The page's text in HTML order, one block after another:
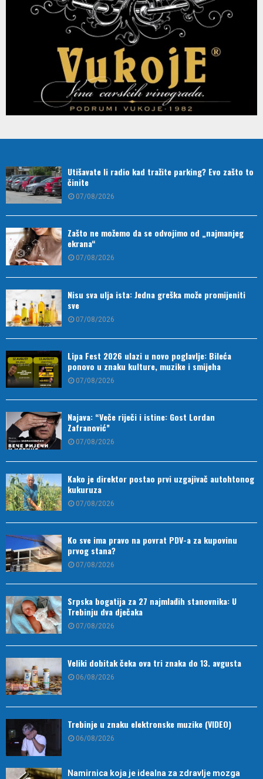
Utišavate li radio kad tražite parking? Evo zašto to
činite
07/08/2026
Zašto ne možemo da se odvojimo od „najmanjeg
ekrana“
07/08/2026
Nisu sva ulja ista: Jedna greška može promijeniti
sve
07/08/2026
Lipa Fest 2026 ulazi u novo poglavlje: Bileća
ponovo u znaku kulture, muzike i smijeha
07/08/2026
Najava: “Veče riječi i istine: Gost Lordan
Zafranović”
07/08/2026
Kako je direktor postao prvi uzgajivač autohtonog
kukuruza
07/08/2026
Ko sve ima pravo na povrat PDV-a za kupovinu
prvog stana?
07/08/2026
Srpska bogatija za 27 najmlađih stanovnika: U
Trebinju dva dječaka
07/08/2026
Veliki dobitak čeka ova tri znaka do 13. avgusta
06/08/2026
Trebinje u znaku elektronske muzike (VIDEO)
06/08/2026
Namirnica koja je idealna za zdravlje mozga